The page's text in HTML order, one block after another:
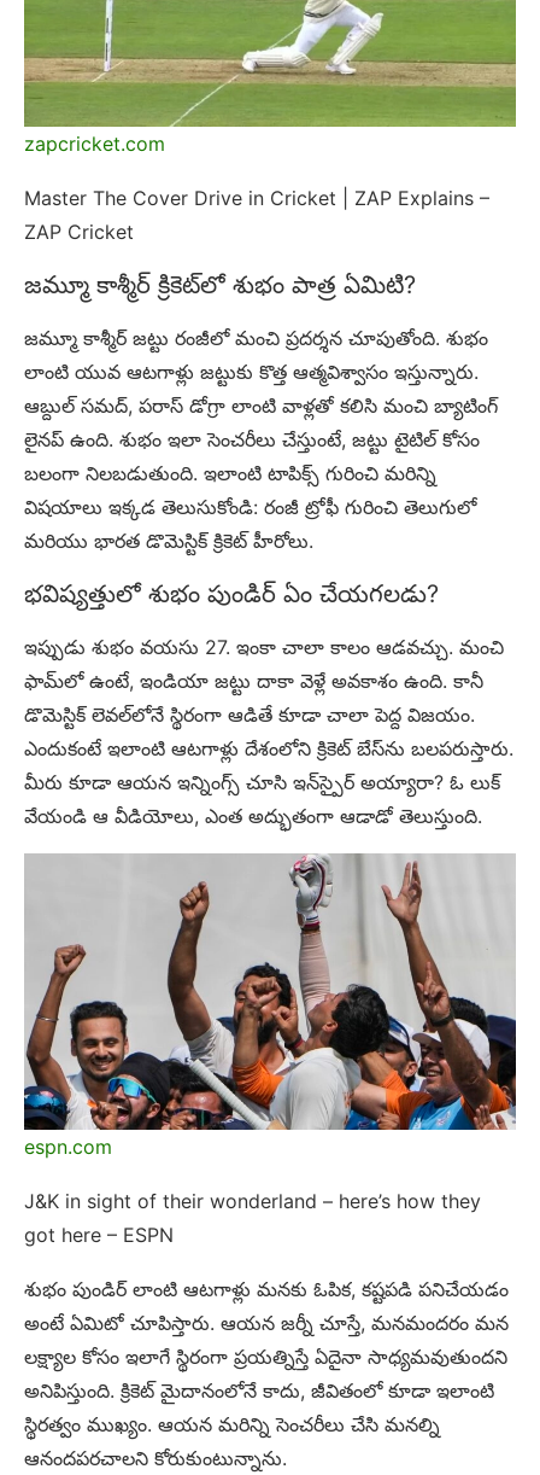
zapcricket.com
Master The Cover Drive in Cricket | ZAP Explains –
ZAP Cricket
జమ్మూ కాశ్మీర్ క్రికెట్‌లో శుభం పాత్ర ఏమిటి?
జమ్మూ కాశ్మీర్ జట్టు రంజీలో మంచి ప్రదర్శన చూపుతోంది. శుభం
లాంటి యువ ఆటగాళ్లు జట్టుకు కొత్త ఆత్మవిశ్వాసం ఇస్తున్నారు.
ఆబ్దుల్ సమద్, పరాస్ డోగ్రా లాంటి వాళ్లతో కలిసి మంచి బ్యాటింగ్
లైనప్ ఉంది. శుభం ఇలా సెంచరీలు చేస్తుంటే, జట్టు టైటిల్ కోసం
బలంగా నిలబడుతుంది. ఇలాంటి టాపిక్స్ గురించి మరిన్ని
విషయాలు ఇక్కడ తెలుసుకోండి: రంజీ ట్రోఫీ గురించి తెలుగులో
మరియు భారత డొమెస్టిక్ క్రికెట్ హీరోలు.
భవిష్యత్తులో శుభం పుండిర్ ఏం చేయగలడు?
ఇప్పుడు శుభం వయసు 27. ఇంకా చాలా కాలం ఆడవచ్చు. మంచి
ఫామ్‌లో ఉంటే, ఇండియా జట్టు దాకా వెళ్లే అవకాశం ఉంది. కానీ
డొమెస్టిక్ లెవల్‌లోనే స్థిరంగా ఆడితే కూడా చాలా పెద్ద విజయం.
ఎందుకంటే ఇలాంటి ఆటగాళ్లు దేశంలోని క్రికెట్ బేస్‌ను బలపరుస్తారు.
మీరు కూడా ఆయన ఇన్నింగ్స్ చూసి ఇన్‌స్పైర్ అయ్యారా? ఓ లుక్
వేయండి ఆ వీడియోలు, ఎంత అద్భుతంగా ఆడాడో తెలుస్తుంది.
espn.com
J&K in sight of their wonderland – here’s how they
got here – ESPN
శుభం పుండిర్ లాంటి ఆటగాళ్లు మనకు ఓపిక, కష్టపడి పనిచేయడం
అంటే ఏమిటో చూపిస్తారు. ఆయన జర్నీ చూస్తే, మనమందరం మన
లక్ష్యాల కోసం ఇలాగే స్థిరంగా ప్రయత్నిస్తే ఏదైనా సాధ్యమవుతుందని
అనిపిస్తుంది. క్రికెట్ మైదానంలోనే కాదు, జీవితంలో కూడా ఇలాంటి
స్థిరత్వం ముఖ్యం. ఆయన మరిన్ని సెంచరీలు చేసి మనల్ని
ఆనందపరచాలని కోరుకుంటున్నాను.